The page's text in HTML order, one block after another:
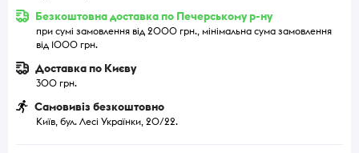
Безкоштовна доставка по Печерському р-ну
при сумі замовлення від 2000 грн., мінімальна сума замовлення
від 1000 грн.
Доставка по Києву
300 грн.
Самовивіз безкоштовно
Київ, бул. Лесі Українки, 20/22.